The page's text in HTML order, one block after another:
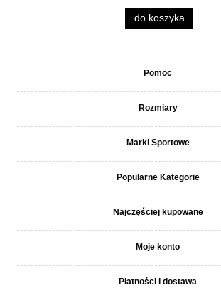
do koszyka
Pomoc
Rozmiary
Marki Sportowe
Popularne Kategorie
Najczęściej kupowane
Moje konto
Płatności i dostawa